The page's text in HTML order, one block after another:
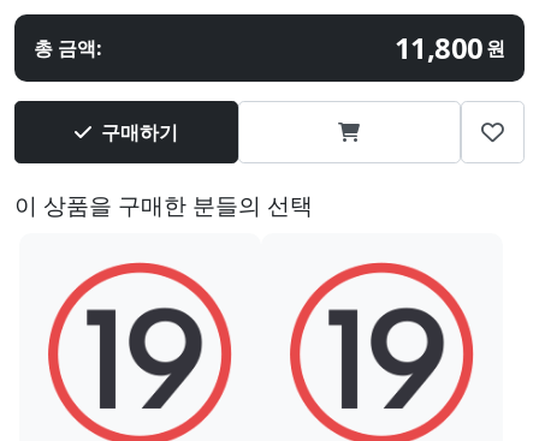
총 금액: 11,800원
구매하기
이 상품을 구매한 분들의 선택